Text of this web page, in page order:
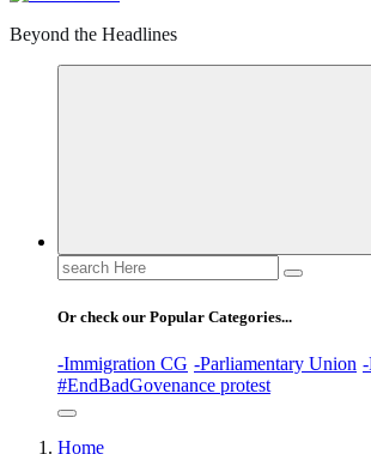
Beyond the Headlines
Search
for:
Or check our Popular Categories...
-Immigration CG -Parliamentary Union
#EndBadGovenance protest
Home